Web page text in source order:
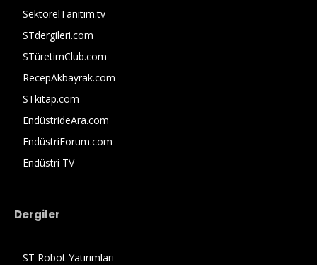
SektörelTanıtım.tv
STdergileri.com
STüretimClub.com
RecepAkbayrak.com
STkitap.com
EndüstrideAra.com
EndüstriForum.com
Endüstri TV
Dergiler
ST Robot Yatırımları